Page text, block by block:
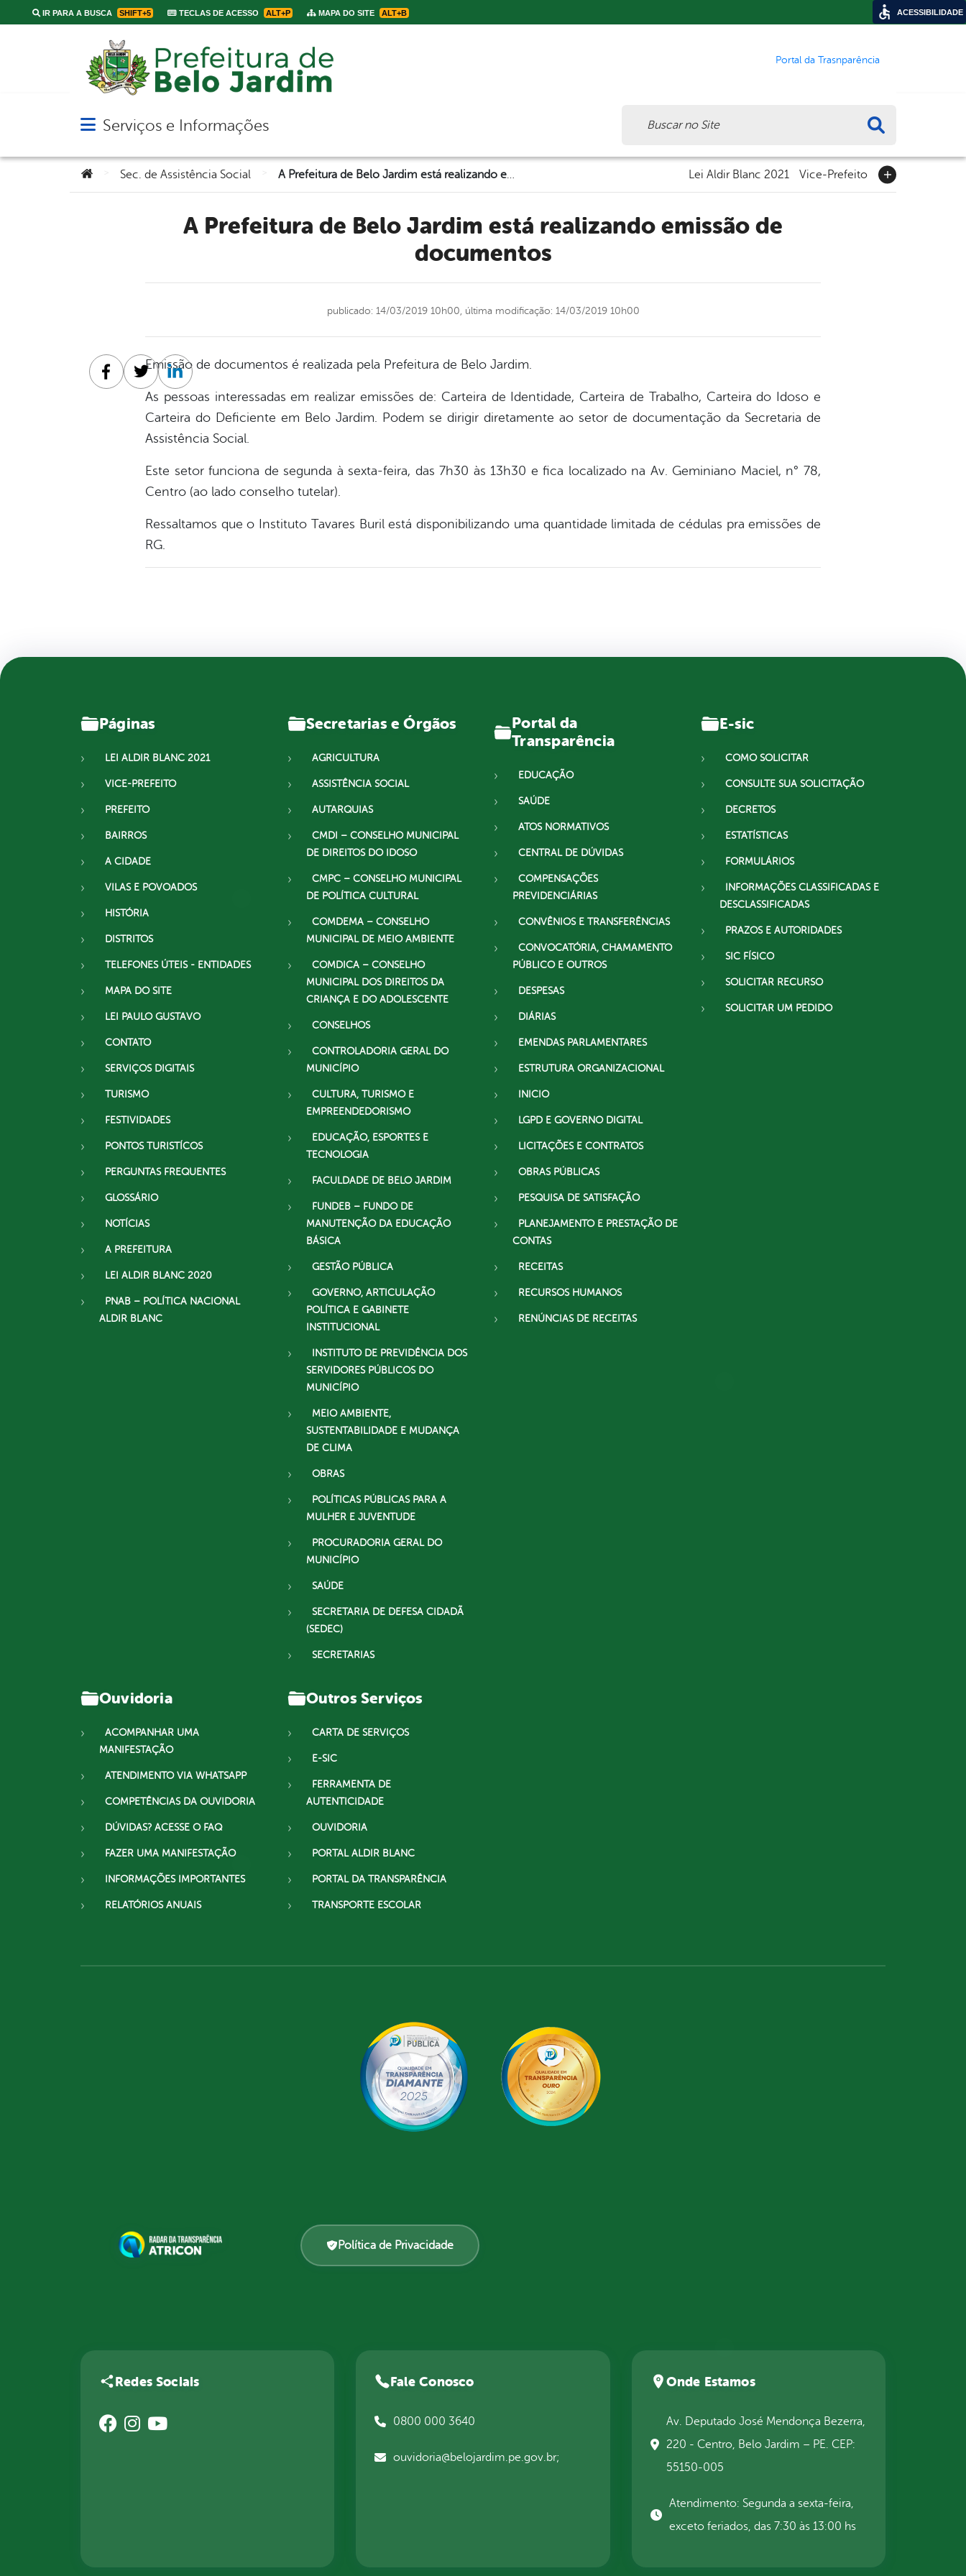
IR PARA A BUSCA SHIFT+5 TECLAS DE ACESSO ALT+P MAPA DO SITE ALT+B
Portal da Trasnparência
Abrir menu principal de navegação
Serviços e Informações
Você está aqui:Sec. de Assistência Social Lei Aldir Blanc 2021 Vice-Prefeito
A Prefeitura de Belo Jardim está realizando emissão de
documentos
publicado: 14/03/2019 10h00, última modificação: 14/03/2019 10h00
Emissão de documentos é realizada pela Prefeitura de Belo Jardim.
As pessoas interessadas em realizar emissões de: Carteira de Identidade, Carteira de Trabalho, Carteira do Idoso e
Carteira do Deficiente em Belo Jardim. Podem se dirigir diretamente ao setor de documentação da Secretaria de
Assistência Social.
Este setor funciona de segunda à sexta-feira, das 7h30 às 13h30 e fica localizado na Av. Geminiano Maciel, n° 78,
Centro (ao lado conselho tutelar).
Ressaltamos que o Instituto Tavares Buril está disponibilizando uma quantidade limitada de cédulas pra emissões de
RG.
Facebook
TwitterLinkedin
Páginas
LEI ALDIR BLANC 2021
VICE-PREFEITO
PREFEITO
BAIRROS
A CIDADE
VILAS E POVOADOS
HISTÓRIA
DISTRITOS
TELEFONES ÚTEIS - ENTIDADES
MAPA DO SITE
LEI PAULO GUSTAVO
CONTATO
SERVIÇOS DIGITAIS
TURISMO
FESTIVIDADES
PONTOS TURISTÍCOS
PERGUNTAS FREQUENTES
GLOSSÁRIO
NOTÍCIAS
A PREFEITURA
LEI ALDIR BLANC 2020
PNAB – POLÍTICA NACIONAL
ALDIR BLANC
Secretarias e Órgãos
AGRICULTURA
ASSISTÊNCIA SOCIAL
AUTARQUIAS
CMDI – CONSELHO MUNICIPAL
DE DIREITOS DO IDOSO
CMPC – CONSELHO MUNICIPAL
DE POLÍTICA CULTURAL
COMDEMA – CONSELHO
MUNICIPAL DE MEIO AMBIENTE
COMDICA – CONSELHO
MUNICIPAL DOS DIREITOS DA
CRIANÇA E DO ADOLESCENTE
CONSELHOS
CONTROLADORIA GERAL DO
MUNICÍPIO
CULTURA, TURISMO E
EMPREENDEDORISMO
EDUCAÇÃO, ESPORTES E
TECNOLOGIA
FACULDADE DE BELO JARDIM
FUNDEB – FUNDO DE
MANUTENÇÃO DA EDUCAÇÃO
BÁSICA
GESTÃO PÚBLICA
GOVERNO, ARTICULAÇÃO
POLÍTICA E GABINETE
INSTITUCIONAL
INSTITUTO DE PREVIDÊNCIA DOS
SERVIDORES PÚBLICOS DO
MUNICÍPIO
MEIO AMBIENTE,
SUSTENTABILIDADE E MUDANÇA
DE CLIMA
OBRAS
POLÍTICAS PÚBLICAS PARA A
MULHER E JUVENTUDE
PROCURADORIA GERAL DO
MUNICÍPIO
SAÚDE
SECRETARIA DE DEFESA CIDADÃ
(SEDEC)
SECRETARIAS
Portal da
Transparência
EDUCAÇÃO
SAÚDE
ATOS NORMATIVOS
CENTRAL DE DÚVIDAS
COMPENSAÇÕES
PREVIDENCIÁRIAS
CONVÊNIOS E TRANSFERÊNCIAS
CONVOCATÓRIA, CHAMAMENTO
PÚBLICO E OUTROS
DESPESAS
DIÁRIAS
EMENDAS PARLAMENTARES
ESTRUTURA ORGANIZACIONAL
INICIO
LGPD E GOVERNO DIGITAL
LICITAÇÕES E CONTRATOS
OBRAS PÚBLICAS
PESQUISA DE SATISFAÇÃO
PLANEJAMENTO E PRESTAÇÃO DE
CONTAS
RECEITAS
RECURSOS HUMANOS
RENÚNCIAS DE RECEITAS
E-sic
COMO SOLICITAR
CONSULTE SUA SOLICITAÇÃO
DECRETOS
ESTATÍSTICAS
FORMULÁRIOS
INFORMAÇÕES CLASSIFICADAS E
DESCLASSIFICADAS
PRAZOS E AUTORIDADES
SIC FÍSICO
SOLICITAR RECURSO
SOLICITAR UM PEDIDO
Ouvidoria
ACOMPANHAR UMA
MANIFESTAÇÃO
ATENDIMENTO VIA WHATSAPP
COMPETÊNCIAS DA OUVIDORIA
DÚVIDAS? ACESSE O FAQ
FAZER UMA MANIFESTAÇÃO
INFORMAÇÕES IMPORTANTES
RELATÓRIOS ANUAIS
Outros Serviços
CARTA DE SERVIÇOS
E-SIC
FERRAMENTA DE
AUTENTICIDADE
OUVIDORIA
PORTAL ALDIR BLANC
PORTAL DA TRANSPARÊNCIA
TRANSPORTE ESCOLAR
Política de Privacidade
Redes Sociais Fale Conosco
0800 000 3640
ouvidoria@belojardim.pe.gov.br;
Onde Estamos
Av. Deputado José Mendonça Bezerra,
220 - Centro, Belo Jardim – PE. CEP:
55150-005
Atendimento: Segunda a sexta-feira,
exceto feriados, das 7:30 às 13:00 hs
ACESSIBILIDADE